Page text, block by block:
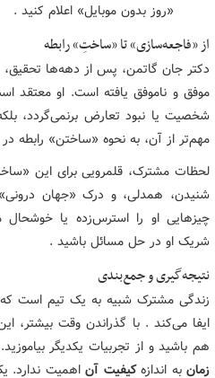
«روز بدون موبایل» اعلام کنید .
از «فاجعه‌سازی» تا «ساختِ» رابطه
دکتر جان گاتمن، پس از دهه‌ها تحقیق،
موفق و ناموفق یافته است. او معتقد
شخصیت یا نبود تعارض برنمی‌گردد،
مهم‌تر از آن، به نحوه «ساختن» رابطه
لحظات مشترک، قلمرویی برای این
شنیدن، همدلی، و درک «جهان
چیزهایی او را استرس‌زده یا خوشحال
شریک او در حل مسائل باشید .
نتیجه‌گیری و جمع‌بندی
زندگی مشترک شبیه به یک تیم است
ایفا می‌کند . با گذراندن وقت بیشتر،
هم باشید و از تجربیات یکدیگر
زمانبه اندازهکیفیت آناهمیت ندارد.